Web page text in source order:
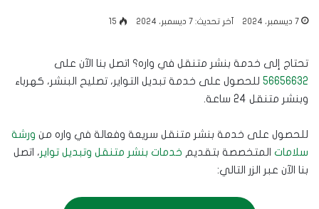
7 ديسمبر، 2024 آخر تحديث: 7 ديسمبر، 2024 15
تحتاج إلى خدمة بنشر متنقل في واره؟ اتصل بنا الآن على
56656632 للحصول على خدمة تبديل التواير، تصليح البنشر، كهرباء
وبنشر متنقل 24 ساعة.
للحصول على خدمة بنشر متنقل سريعة وفعالة في واره من ورشة
سلامات المتخصصة بتقديم خدمات بنشر متنقل وتبديل تواير، اتصل
بنا الآن عبر الزر التالي: